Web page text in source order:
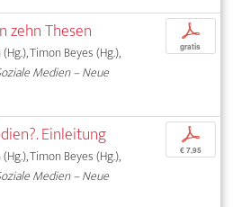
zehn Thesen
Timon Beyes (Hg.),
Medien – Neue
p
gratis
Einleitung
Timon Beyes (Hg.),
Medien – Neue
p
€ 7,95